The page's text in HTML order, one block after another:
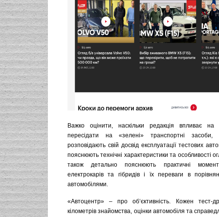
Важко оцінити, наскільки редакція впливає на
пересідати на «зелені» транспортні засоби,
розповідають свій досвід експлуатації тестових
пояснюють технічні характеристики та особливості
також детально пояснюють практичні
електрокарів та гібридів і їх переваги в
автомобілями.
«Автоцентр» – про об‘єктивність. Кожен тест-
кілометрів знайомства, оцінки автомобіля та